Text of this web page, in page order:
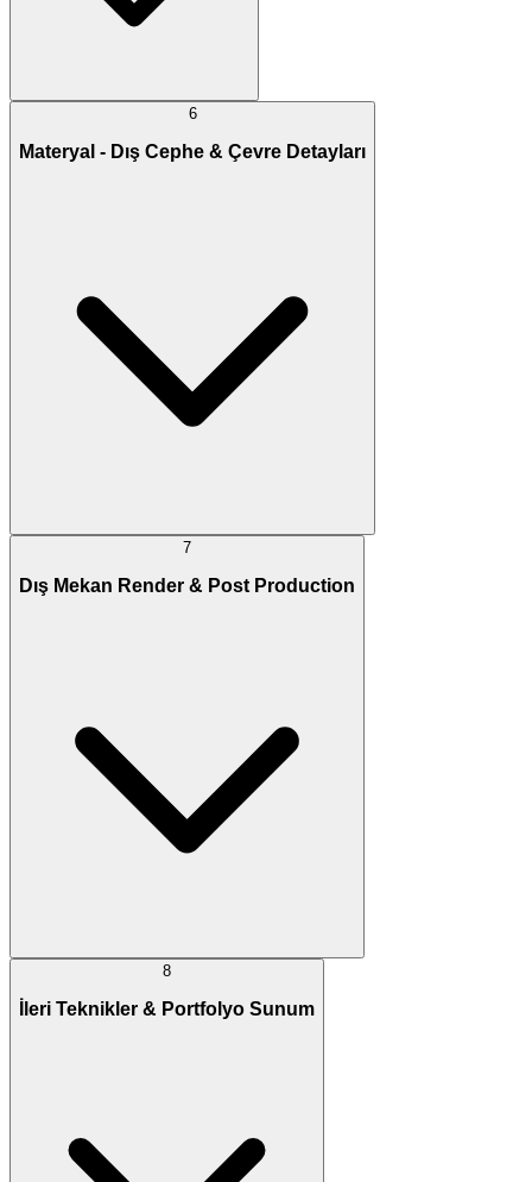
6
Materyal - Dış Cephe & Çevre Detayları
7
Dış Mekan Render & Post Production
8
İleri Teknikler & Portfolyo Sunum